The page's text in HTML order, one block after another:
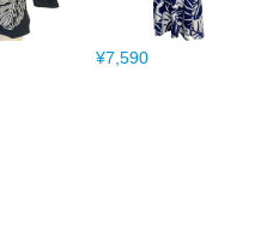
¥7,590